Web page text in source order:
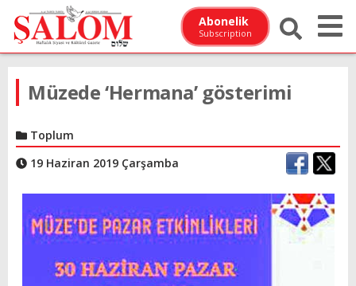
Abonelik
Subscription
Müzede ‘Hermana’ gösterimi
Toplum
19 Haziran 2019 Çarşamba